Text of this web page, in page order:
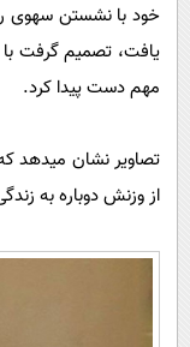
یافت، تصمیم گرفت
مهم دست پیدا کرد.
از وزنش دوباره به